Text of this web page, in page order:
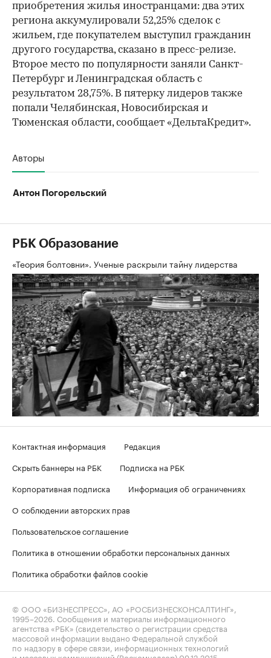
приобретения жилья иностранцами: два этих
региона аккумулировали 52,25% сделок с
жильем, где покупателем выступил гражданин
другого государства, сказано в пресс-релизе.
Второе место по популярности заняли Санкт-
Петербург и Ленинградская область с
результатом 28,75%. В пятерку лидеров также
попали Челябинская, Новосибирская и
Тюменская области, сообщает «ДельтаКредит».
Авторы
Антон Погорельский
РБК Образование
«Теория болтовни». Ученые раскрыли тайну лидерства
Контактная информация
Редакция
Скрыть баннеры на РБК
Подписка на РБК
Корпоративная подписка
Информация об ограничениях
О соблюдении авторских прав
Пользовательское соглашение
Политика в отношении обработки персональных данных
Политика обработки файлов cookie
© ООО «БИЗНЕСПРЕСС», АО «РОСБИЗНЕСКОНСАЛТИНГ»,
1995–2026 . Сообщения и материалы информационного
агентства «РБК» (свидетельство о регистрации средства
массовой информации выдано Федеральной службой
по надзору в сфере связи, информационных технологий